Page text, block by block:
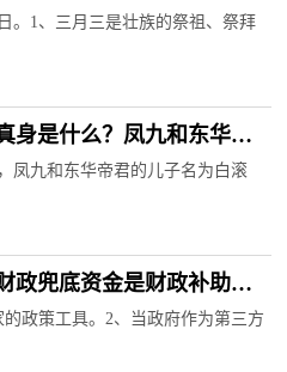
。1、三月三是壮族的祭祖、祭拜
身是什么？凤九和东华的
凤九和东华帝君的儿子名为白滚
政兜底资金是财政补助
政策工具。2、当政府作为第三方